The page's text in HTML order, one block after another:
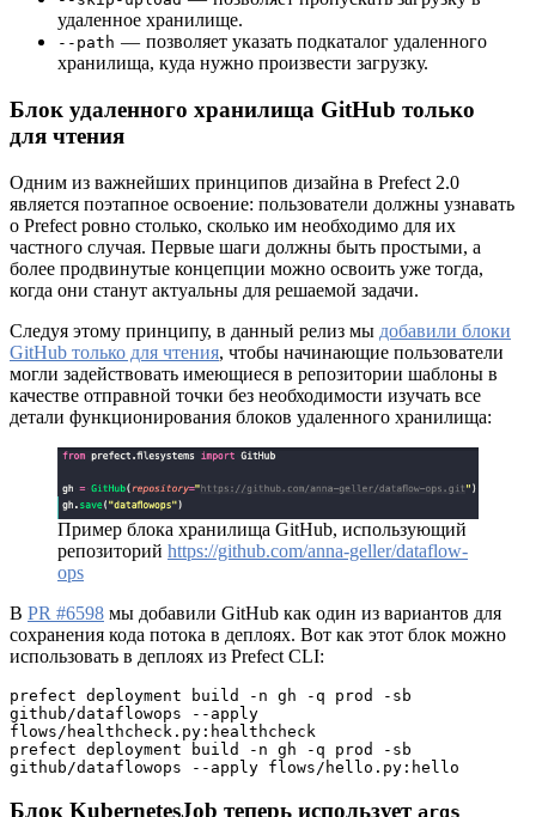
удаленное хранилище.
--path — позволяет указать подкаталог удаленного
хранилища, куда нужно произвести загрузку.
Блок удаленного хранилища GitHub только
для чтения
Одним из важнейших принципов дизайна в Prefect 2.0
является поэтапное освоение: пользователи должны узнавать
о Prefect ровно столько, сколько им необходимо для их
частного случая. Первые шаги должны быть простыми, а
более продвинутые концепции можно освоить уже тогда,
когда они станут актуальны для решаемой задачи.
Следуя этому принципу, в данный релиз мы добавили блоки
GitHub только для чтения, чтобы начинающие пользователи
могли задействовать имеющиеся в репозитории шаблоны в
качестве отправной точки без необходимости изучать все
детали функционирования блоков удаленного хранилища:
Пример блока хранилища GitHub, использующий
репозиторий https://github.com/anna-geller/dataflow-
ops
В PR #6598 мы добавили GitHub как один из вариантов для
сохранения кода потока в деплоях. Вот как этот блок можно
использовать в деплоях из Prefect CLI:
prefect deployment build -n gh -q prod -sb
github/dataflowops --apply
flows/healthcheck.py:healthcheck
prefect deployment build -n gh -q prod -sb
github/dataflowops --apply flows/hello.py:hello
Блок KubernetesJob теперь использует args